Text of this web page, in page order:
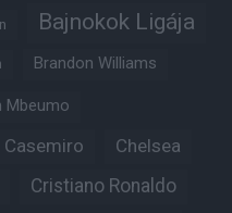
Bajnokok Ligája
Brandon Williams
Mbeumo
Casemiro Chelsea
Cristiano Ronaldo